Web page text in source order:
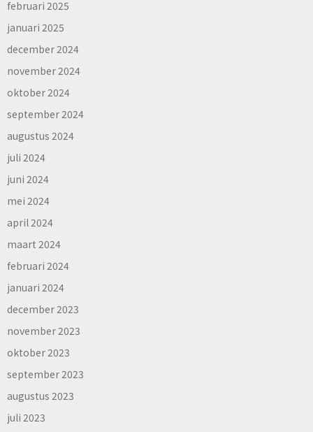
februari 2025
januari 2025
december 2024
november 2024
oktober 2024
september 2024
augustus 2024
juli 2024
juni 2024
mei 2024
april 2024
maart 2024
februari 2024
januari 2024
december 2023
november 2023
oktober 2023
september 2023
augustus 2023
juli 2023